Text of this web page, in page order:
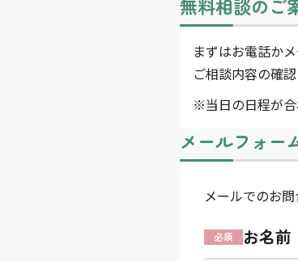
無料相談のご
まずはお電話か
ご相談内容の確
※当⽇の⽇程が合
メールフォー
メールでのお
必須 お名前